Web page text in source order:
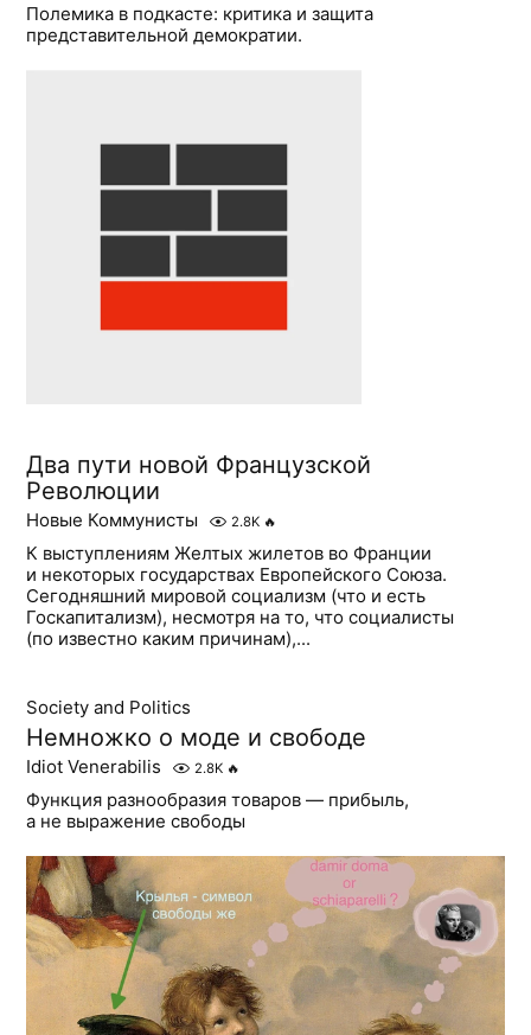
Полемика в подкасте: критика и защита
представительной демократии.
Два пути новой Французской
Революции
Новые Коммунисты 2.8K 🔥
К выступлениям Желтых жилетов во Франции
и некоторых государствах Европейского Союза.
Сегодняшний мировой социализм (что и есть
Госкапитализм), несмотря на то, что социалисты
(по известно каким причинам),...
Society and Politics
Немножко о моде и свободе
Idiot Venerabilis 2.8K 🔥
Функция разнообразия товаров — прибыль,
а не выражение свободы